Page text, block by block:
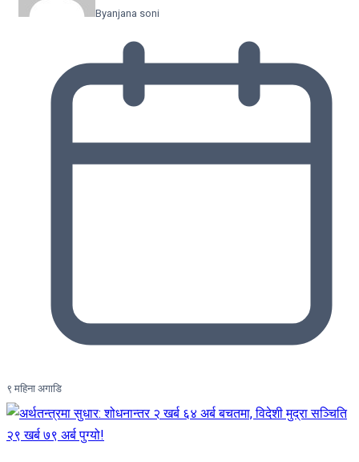
Byanjana soni
९ महिना अगाडि